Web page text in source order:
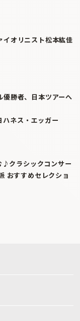
イオリニスト松本紘佳
勝者、日本ツアーへ
ネス・エッガー
クラシックコンサー
おすすめセレクショ